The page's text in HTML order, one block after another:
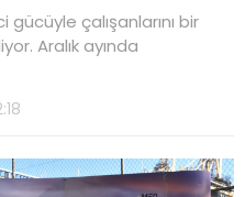
çalışanlarını bir
Aralık ayında